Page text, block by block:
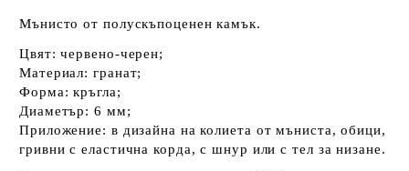
Мънисто от полускъпоценен камък.
Цвят: червено-черен;
Материал: гранат;
Форма: кръгла;
Диаметър: 6 мм;
Приложение: в дизайна на колиета от мъниста, обици,
гривни с еластична корда, с шнур или с тел за низане.